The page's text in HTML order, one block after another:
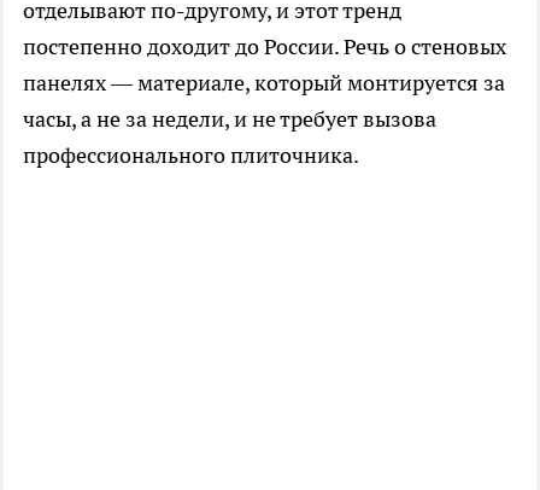
отделывают по-другому, и этот тренд
постепенно доходит до России. Речь о стеновых
панелях — материале, который монтируется за
часы, а не за недели, и не требует вызова
профессионального плиточника.